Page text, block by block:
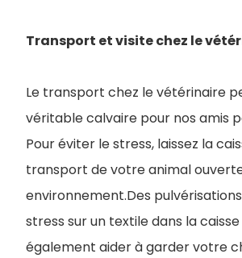
Transport et visite chez le
Le transport chez le vétérinaire
véritable calvaire pour nos amis
Pour éviter le stress, laissez la
transport de votre animal
environnement.Des
stress sur un textile dans la
également aider à garder votre